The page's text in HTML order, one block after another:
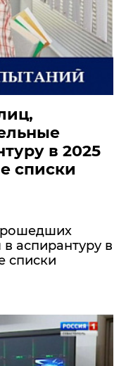
в 2025
списки
аспирантуру в
списки